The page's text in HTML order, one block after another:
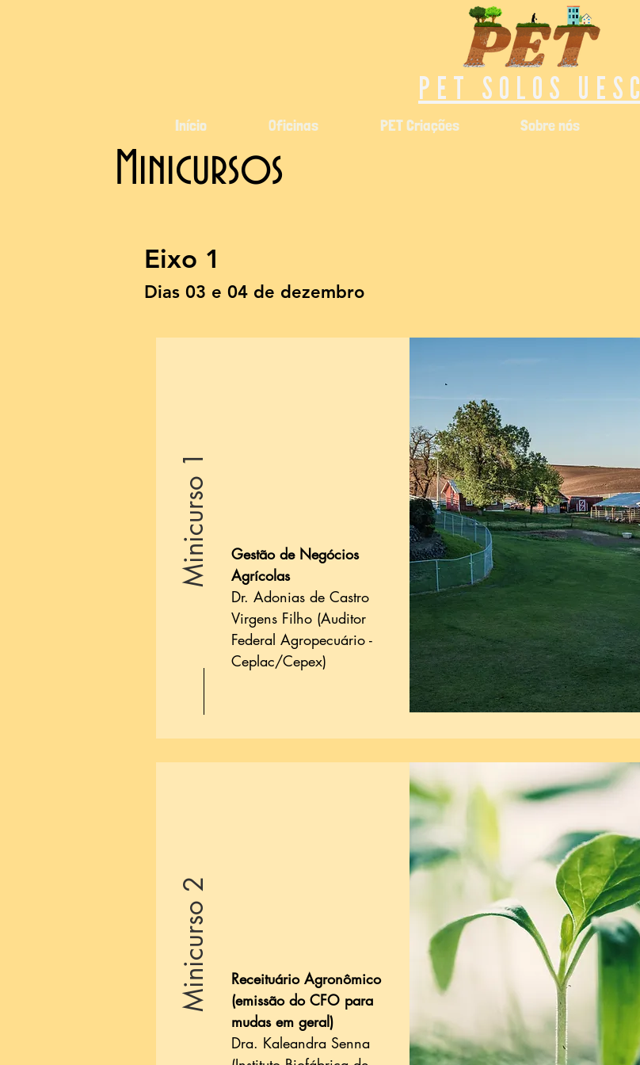
PET SOLOS UESC
Início Oficinas PET Criações Sobre nós
Minicursos
Eixo 1
Dias 03 e 04 de dezembro
Minicurso 1
Gestão de Negócios
Agrícolas
Dr. Adonias de Castro
Virgens Filho (Auditor
Federal Agropecuário -
Ceplac/Cepex)
Minicurso 2
Receituário Agronômico
(emissão do CFO para
mudas em geral)
Dra. Kaleandra Senna